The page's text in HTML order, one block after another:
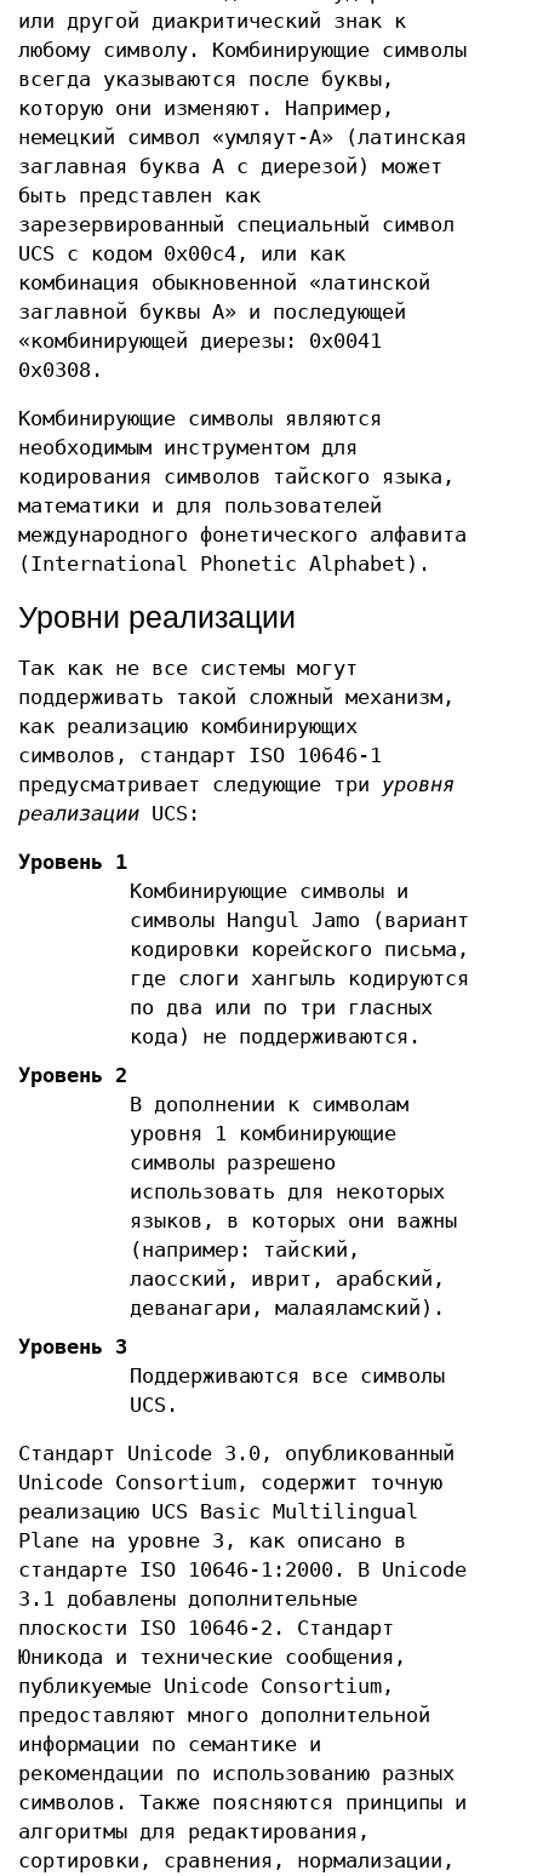
или другой диакритический знак к
любому символу. Комбинирующие символы
всегда указываются после буквы,
которую они изменяют. Например,
немецкий символ «умляут-А» (латинская
заглавная буква А с диерезой) может
быть представлен как
зарезервированный специальный символ
UCS с кодом 0x00c4, или как
комбинация обыкновенной «латинской
заглавной буквы А» и последующей
«комбинирующей диерезы: 0x0041
0x0308.
Комбинирующие символы являются
необходимым инструментом для
кодирования символов тайского языка,
математики и для пользователей
международного фонетического алфавита
(International Phonetic Alphabet).
Уровни реализации
Так как не все системы могут
поддерживать такой сложный механизм,
как реализацию комбинирующих
символов, стандарт ISO 10646-1
предусматривает следующие три уровня
реализации UCS:
Уровень 1
Комбинирующие символы и
символы Hangul Jamo (вариант
кодировки корейского письма,
где слоги хангыль кодируются
по два или по три гласных
кода) не поддерживаются.
Уровень 2
В дополнении к символам
уровня 1 комбинирующие
символы разрешено
использовать для некоторых
языков, в которых они важны
(например: тайский,
лаосский, иврит, арабский,
деванагари, малаяламский).
Уровень 3
Поддерживаются все символы
UCS.
Стандарт Unicode 3.0, опубликованный
Unicode Consortium, содержит точную
реализацию UCS Basic Multilingual
Plane на уровне 3, как описано в
стандарте ISO 10646-1:2000. В Unicode
3.1 добавлены дополнительные
плоскости ISO 10646-2. Стандарт
Юникода и технические сообщения,
публикуемые Unicode Consortium,
предоставляют много дополнительной
информации по семантике и
рекомендации по использованию разных
символов. Также поясняются принципы и
алгоритмы для редактирования,
сортировки, сравнения, нормализации,